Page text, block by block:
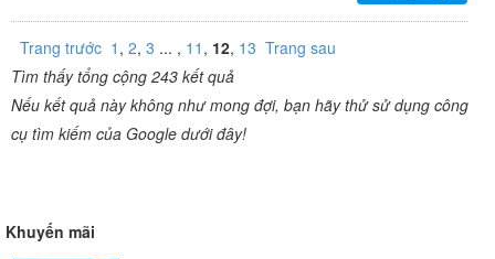
Trang trước 1 , 2, 3 ... , 11 , 12, 13 Trang sau
Tìm thấy tổng cộng 243 kết quả
Nếu kết quả này không như mong đợi, bạn hãy thử sử dụng công
cụ tìm kiếm của Google dưới đây!
Khuyến mãi